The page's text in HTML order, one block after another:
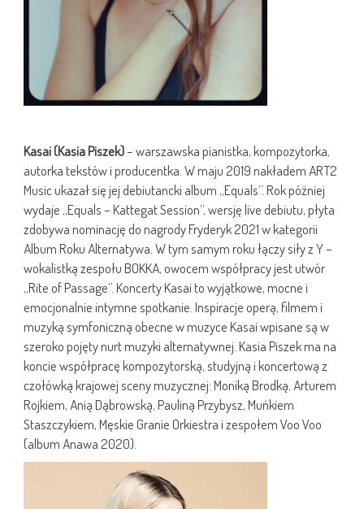
Kasai (Kasia Piszek)– warszawska pianistka, kompozytorka,
autorka tekstów i producentka. W maju 2019 nakładem ART2
Music ukazał się jej debiutancki album „Equals”. Rok później
wydaje „Equals – Kattegat Session”, wersję live debiutu, płyta
zdobywa nominację do nagrody Fryderyk 2021 w kategorii
Album Roku Alternatywa. W tym samym roku łączy siły z Y –
wokalistką zespołu BOKKA, owocem współpracy jest utwór
„Rite of Passage”. Koncerty Kasai to wyjątkowe, mocne i
emocjonalnie intymne spotkanie. Inspiracje operą, filmem i
muzyką symfoniczną obecne w muzyce Kasai wpisane są w
szeroko pojęty nurt muzyki alternatywnej. Kasia Piszek ma na
koncie współpracę kompozytorską, studyjną i koncertową z
czołówką krajowej sceny muzycznej: Moniką Brodką, Arturem
Rojkiem, Anią Dąbrowską, Pauliną Przybysz, Muńkiem
Staszczykiem, Męskie Granie Orkiestra i zespołem Voo Voo
(album Anawa 2020).